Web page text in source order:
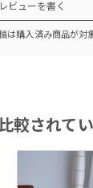
レビューを書く
は購入済み商品が対
較されて